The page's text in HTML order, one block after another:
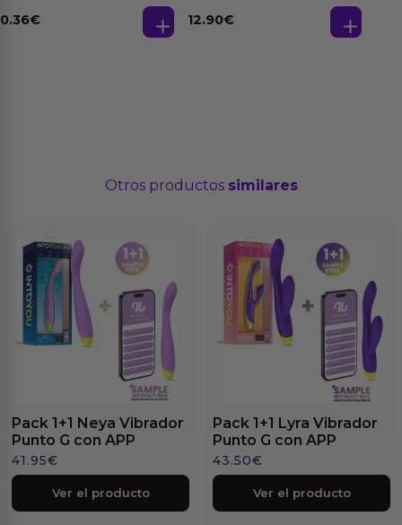
0.36€ 12.90€
Otros productos similares
Pack 1+1 Neya Vibrador
Punto G con APP
41.95€
Ver el producto
Pack 1+1 Lyra Vibrador
Punto G con APP
43.50€
Ver el producto